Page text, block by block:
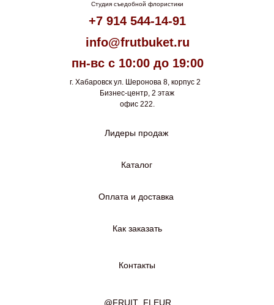
Студия съедобной флористики
+7 914 544-14-91
info@frutbuket.ru
пн-вс с 10:00 до 19:00
г. Хабаровск ул. Шеронова 8, корпус 2
Бизнес-центр, 2 этаж
офис 222.
Лидеры продаж
Каталог
Оплата и доставка
Как заказать
@FRUIT_FLEUR
Контакты